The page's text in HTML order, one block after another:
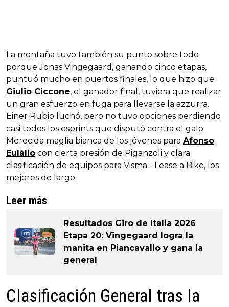
La montaña tuvo también su punto sobre todo
porque Jonas Vingegaard, ganando cinco etapas,
puntuó mucho en puertos finales, lo que hizo que
Giulio Ciccone, el ganador final, tuviera que realizar
un gran esfuerzo en fuga para llevarse la azzurra.
Einer Rubio luchó, pero no tuvo opciones perdiendo
casi todos los esprints que disputó contra el galo.
Merecida maglia bianca de los jóvenes para Afonso
Eulálio con cierta presión de Piganzoli y clara
clasificación de equipos para Visma - Lease a Bike, los
mejores de largo.
Leer más
Resultados Giro de Italia 2026
Etapa 20: Vingegaard logra la
manita en Piancavallo y gana la
general
Clasificación General tras la